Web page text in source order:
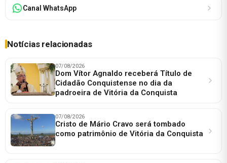
Canal WhatsApp
Notícias relacionadas
07/08/2026
Dom Vítor Agnaldo receberá Título de
Cidadão Conquistense no dia da
padroeira de Vitória da Conquista
07/08/2026
Cristo de Mário Cravo será tombado
como patrimônio de Vitória da Conquista